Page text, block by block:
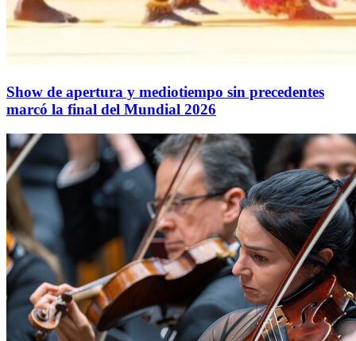
Show de apertura y mediotiempo sin precedentes
marcó la final del Mundial 2026